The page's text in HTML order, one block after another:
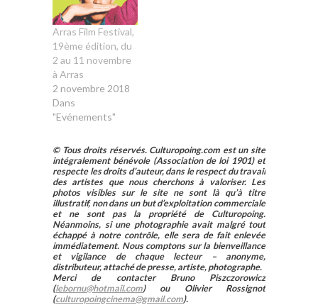
Arras Film Festival,
19ème édition, du
2 au 11 novembre
à Arras
2 novembre 2018
Dans
"Evénements"
© Tous droits réservés. Culturopoing.com est un site
intégralement bénévole (Association de loi 1901) et
respecte les droits d’auteur, dans le respect du travail
des artistes que nous cherchons à valoriser. Les
photos visibles sur le site ne sont là qu’à titre
illustratif, non dans un but d’exploitation commerciale
et ne sont pas la propriété de Culturopoing.
Néanmoins, si une photographie avait malgré tout
échappé à notre contrôle, elle sera de fait enlevée
immédiatement. Nous comptons sur la bienveillance
et vigilance de chaque lecteur – anonyme,
distributeur, attaché de presse, artiste, photographe.
Merci de contacter Bruno Piszczorowicz
(lebornu@hotmail.com) ou Olivier Rossignot
(culturopoingcinema@gmail.com).